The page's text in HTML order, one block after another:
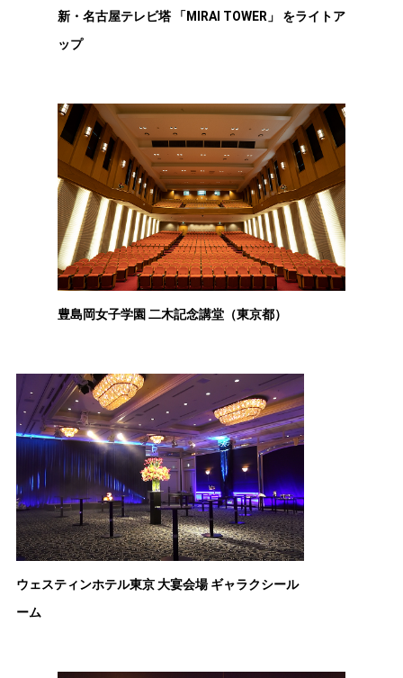
新・名古屋テレビ塔 「MIRAI TOWER」 をライトア
ップ
豊島岡女子学園 二木記念講堂（東京都）
ウェスティンホテル東京 大宴会場 ギャラクシール
ーム